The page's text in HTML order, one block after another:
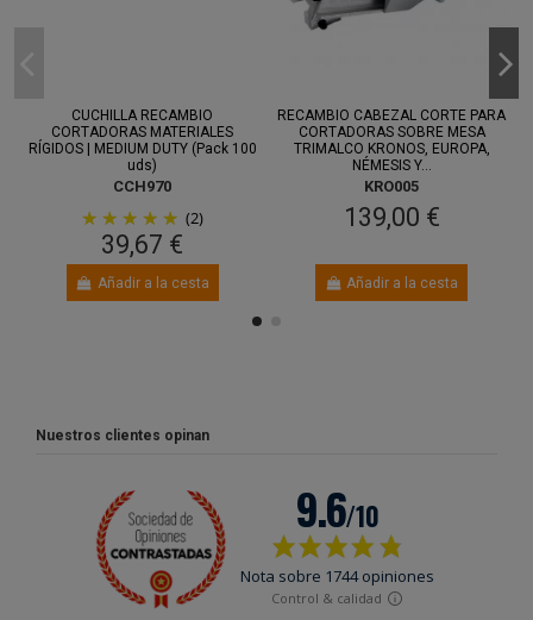
CUCHILLA RECAMBIO
CORTADORAS MATERIALES
RÍGIDOS | MEDIUM DUTY (Pack 100
uds)
CCH970
(2)
39,67 €
Añadir a la cesta
RECAMBIO CABEZAL CORTE PARA
CORTADORAS SOBRE MESA
TRIMALCO KRONOS, EUROPA,
NÉMESIS Y...
KRO005
139,00 €
Añadir a la cesta
Nuestros clientes opinan